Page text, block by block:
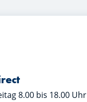
8.00 bis 18.00 Uhr